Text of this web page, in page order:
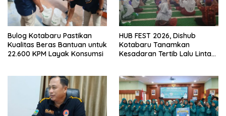
Bulog Kotabaru Pastikan
Kualitas Beras Bantuan untuk
22.600 KPM Layak Konsumsi
HUB FEST 2026, Dishub
Kotabaru Tanamkan
Kesadaran Tertib Lalu Lintas